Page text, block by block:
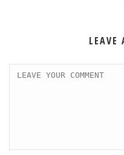
LEAVE